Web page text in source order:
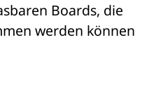
Boards, die
werden können